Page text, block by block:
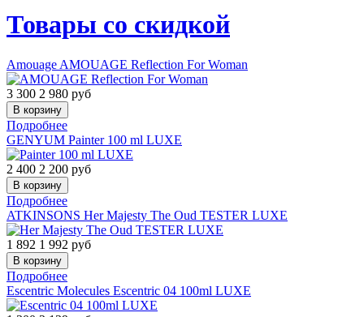
Товары со скидкой
Amouage AMOUAGE Reflection For Woman
3 300 2 980 руб
Подробнее
GENYUM Painter 100 ml LUXE
2 400 2 200 руб
Подробнее
ATKINSONS Her Majesty The Oud TESTER LUXE
1 892 1 992 руб
Подробнее
Escentric Molecules Escentric 04 100ml LUXE